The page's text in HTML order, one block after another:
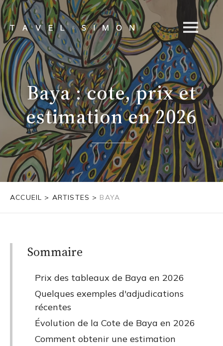
Baya : cote, prix et
estimation en 2026
ACCUEIL > ARTISTES > BAYA
Sommaire
Prix des tableaux de Baya en 2026
Quelques exemples d'adjudications
récentes
Évolution de la Cote de Baya en 2026
Comment obtenir une estimation